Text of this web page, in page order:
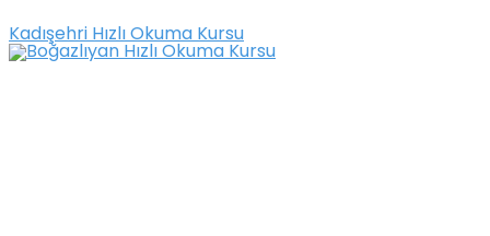
Kadışehri Hızlı Okuma Kursu